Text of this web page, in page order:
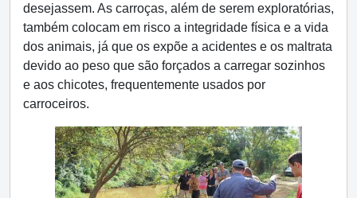
desejassem. As carroças, além de serem exploratórias,
também colocam em risco a integridade física e a vida
dos animais, já que os expõe a acidentes e os maltrata
devido ao peso que são forçados a carregar sozinhos
e aos chicotes, frequentemente usados por
carroceiros.